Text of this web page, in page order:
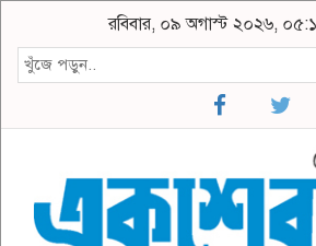
রবিবার, ০৯ অগাস্ট ২০২৬,